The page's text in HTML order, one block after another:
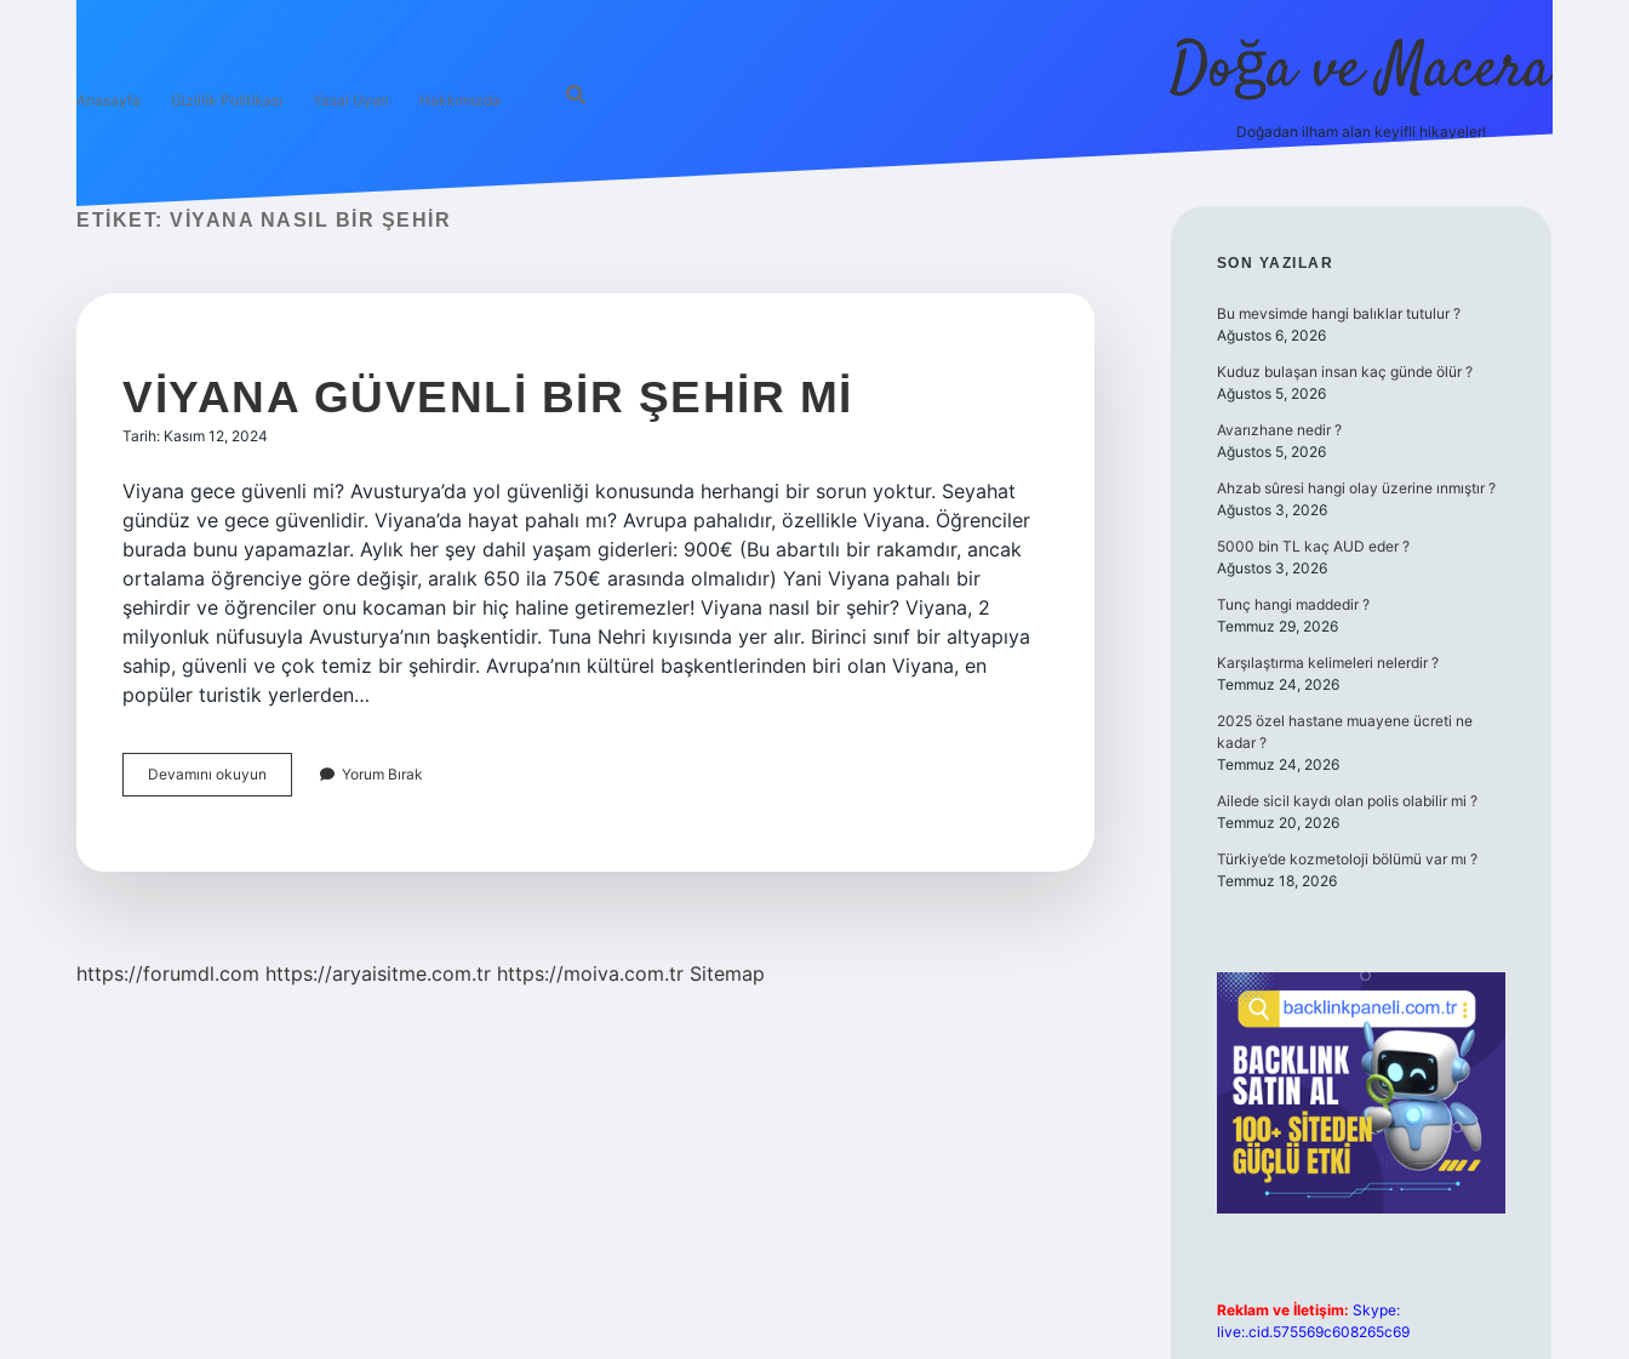
Anasayfa Gizlilik Politikası Yasal Uyarı Hakkımızda Doğa ve Macera
Doğadan ilham alan keyifli hikayeler!
ETIKET: VIYANA NASIL BIR ŞEHIR
VIYANA GÜVENLI BIR ŞEHIR MI
Tarih: Kasım 12, 2024
Viyana gece güvenli mi? Avusturya’da yol güvenliği konusunda herhangi bir sorun yoktur. Seyahat
gündüz ve gece güvenlidir. Viyana’da hayat pahalı mı? Avrupa pahalıdır, özellikle Viyana. Öğrenciler
burada bunu yapamazlar. Aylık her şey dahil yaşam giderleri: 900€ (Bu abartılı bir rakamdır, ancak
ortalama öğrenciye göre değişir, aralık 650 ila 750€ arasında olmalıdır) Yani Viyana pahalı bir
şehirdir ve öğrenciler onu kocaman bir hiç haline getiremezler! Viyana nasıl bir şehir? Viyana, 2
milyonluk nüfusuyla Avusturya’nın başkentidir. Tuna Nehri kıyısında yer alır. Birinci sınıf bir altyapıya
sahip, güvenli ve çok temiz bir şehirdir. Avrupa’nın kültürel başkentlerinden biri olan Viyana, en
popüler turistik yerlerden…
Devamını okuyun
Güvenli
Yorum Bırak
https://forumdl.com https://aryaisitme.com.tr https://moiva.com.tr Sitemap
SIDEBAR
SON YAZILAR
Bu mevsimde hangi balıklar tutulur ?
Ağustos 6, 2026
Kuduz bulaşan insan kaç günde ölür ?
Ağustos 5, 2026
Avarızhane nedir ?
Ağustos 5, 2026
Ahzab sûresi hangi olay üzerine ınmıştır ?
Ağustos 3, 2026
5000 bin TL kaç AUD eder ?
Ağustos 3, 2026
Tunç hangi maddedir ?
Temmuz 29, 2026
Karşılaştırma kelimeleri nelerdir ?
Temmuz 24, 2026
2025 özel hastane muayene ücreti ne
kadar ?
Temmuz 24, 2026
Ailede sicil kaydı olan polis olabilir mi ?
Temmuz 20, 2026
Türkiye’de kozmetoloji bölümü var mı ?
Temmuz 18, 2026
Reklam ve İletişim: Skype:
live:.cid.575569c608265c69